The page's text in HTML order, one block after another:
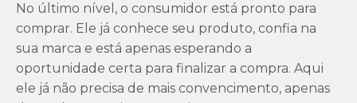
No último nível, o consumidor está pronto para
comprar. Ele já conhece seu produto, confia na
sua marca e está apenas esperando a
oportunidade certa para finalizar a compra. Aqui
ele já não precisa de mais convencimento, apenas